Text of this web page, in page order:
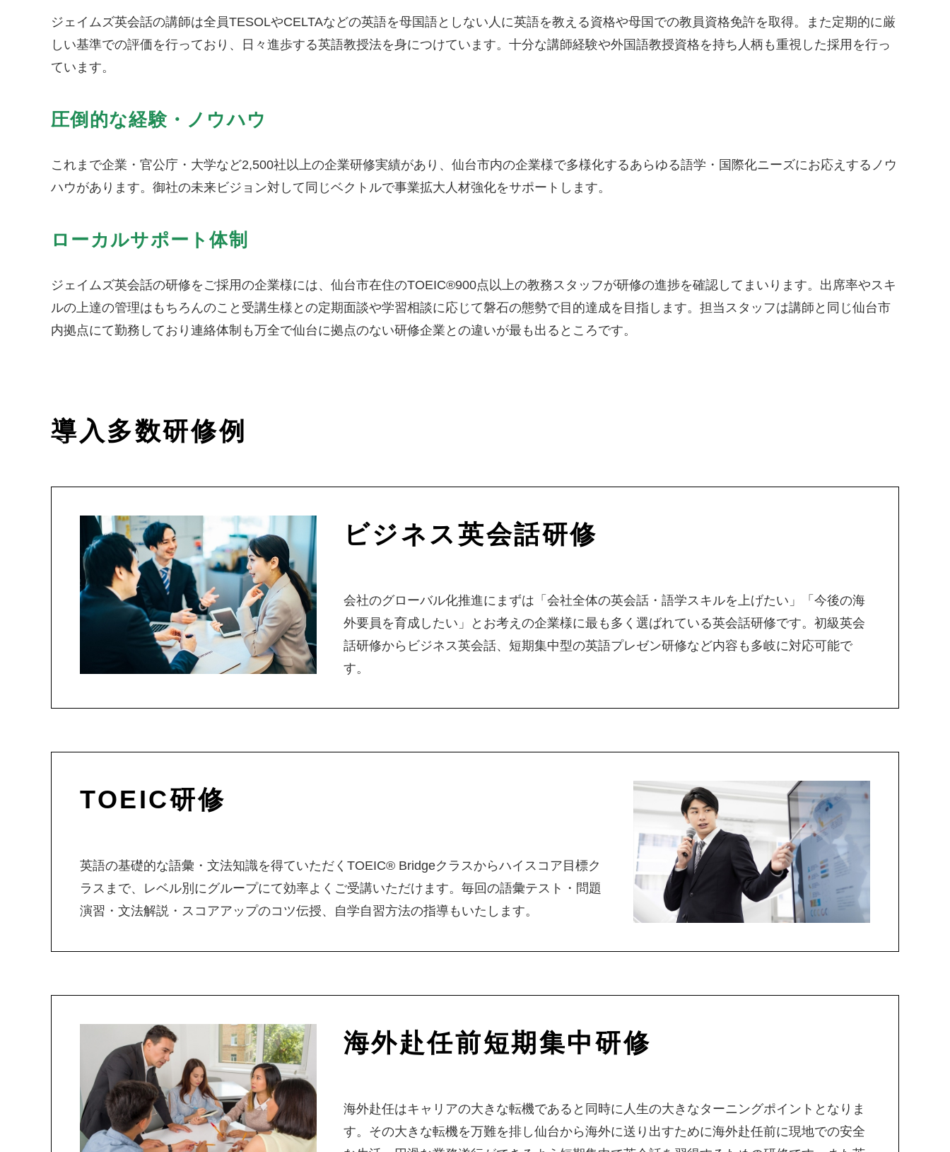
ジェイムズ英会話の講師は全員TESOLやCELTAなどの英語を母国語としない人に英語を教える資格や母国での教員資格免許を取得。また定期的に厳
しい基準での評価を行っており、日々進歩する英語教授法を身につけています。十分な講師経験や外国語教授資格を持ち人柄も重視した採用を行っ
ています。
圧倒的な経験・ノウハウ
これまで企業・官公庁・大学など2,500社以上の企業研修実績があり、仙台市内の企業様で多様化するあらゆる語学・国際化ニーズにお応えするノウ
ハウがあります。御社の未来ビジョン対して同じベクトルで事業拡大人材強化をサポートします。
ローカルサポート体制
ジェイムズ英会話の研修をご採用の企業様には、仙台市在住のTOEIC®900点以上の教務スタッフが研修の進捗を確認してまいります。出席率やスキ
ルの上達の管理はもちろんのこと受講生様との定期面談や学習相談に応じて磐石の態勢で目的達成を目指します。担当スタッフは講師と同じ仙台市
内拠点にて勤務しており連絡体制も万全で仙台に拠点のない研修企業との違いが最も出るところです。
導入多数研修例
ビジネス英会話研修
会社のグローバル化推進にまずは「会社全体の英会話・語学スキルを上げたい」「今後の海
外要員を育成したい」とお考えの企業様に最も多く選ばれている英会話研修です。初級英会
話研修からビジネス英会話、短期集中型の英語プレゼン研修など内容も多岐に対応可能で
す。
TOEIC研修
英語の基礎的な語彙・文法知識を得ていただくTOEIC® Bridgeクラスからハイスコア目標ク
ラスまで、レベル別にグループにて効率よくご受講いただけます。毎回の語彙テスト・問題
演習・文法解説・スコアアップのコツ伝授、自学自習方法の指導もいたします。
海外赴任前短期集中研修
海外赴任はキャリアの大きな転機であると同時に人生の大きなターニングポイントとなりま
す。その大きな転機を万難を排し仙台から海外に送り出すために海外赴任前に現地での安全